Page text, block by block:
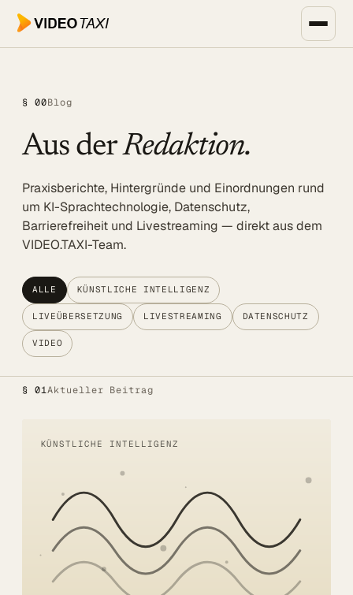
EVENTS & MEDIEN
Live-Untertitelung
Livestreaming
Transkription
Translator
Alle Lösungen
SITZUNGSBETRIEB DIGITAL
Summaries
Voice AI Agents
Live-Untertitelung
§ 00Blog
Aus derRedaktion.
Praxisberichte, Hintergründe und Einordnungen rund
um KI-Sprachtechnologie, Datenschutz,
Barrierefreiheit und Livestreaming — direkt aus dem
VIDEO.TAXI-Team.
ALLE KÜNSTLICHE INTELLIGENZ
LIVEÜBERSETZUNG LIVESTREAMING DATENSCHUTZ
VIDEO
§ 01Aktueller Beitrag
KÜNSTLICHE INTELLIGENZ